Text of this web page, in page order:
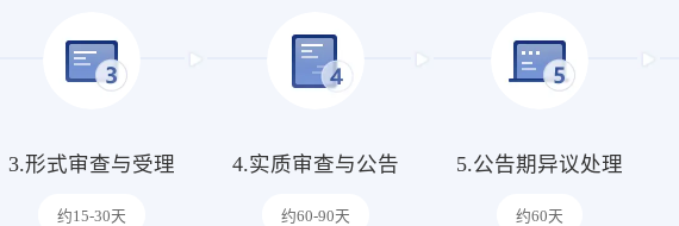
3.形式审查与受理
约15-30天
4.实质审查与公告
约60-90天
5.公告期异议处理
约60天